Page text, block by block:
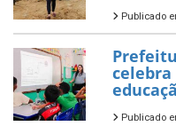
Publicado
Publicado